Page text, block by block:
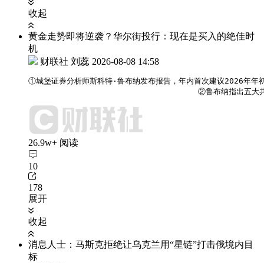
收起
黄金走势即将逆袭？华尔街投行：现在是买入的绝佳时
机
财联社 刘蕊 2026-08-08 14:58
①城堡证券分析师斯科特·鲁布纳发布报告，年内首次建议2026年年
②鲁布纳指出五大共振
26.9w+ 阅读
10
178
展开
收起
消息人士：马斯克拒绝让乌克兰用“星链”打击俄境内目
标